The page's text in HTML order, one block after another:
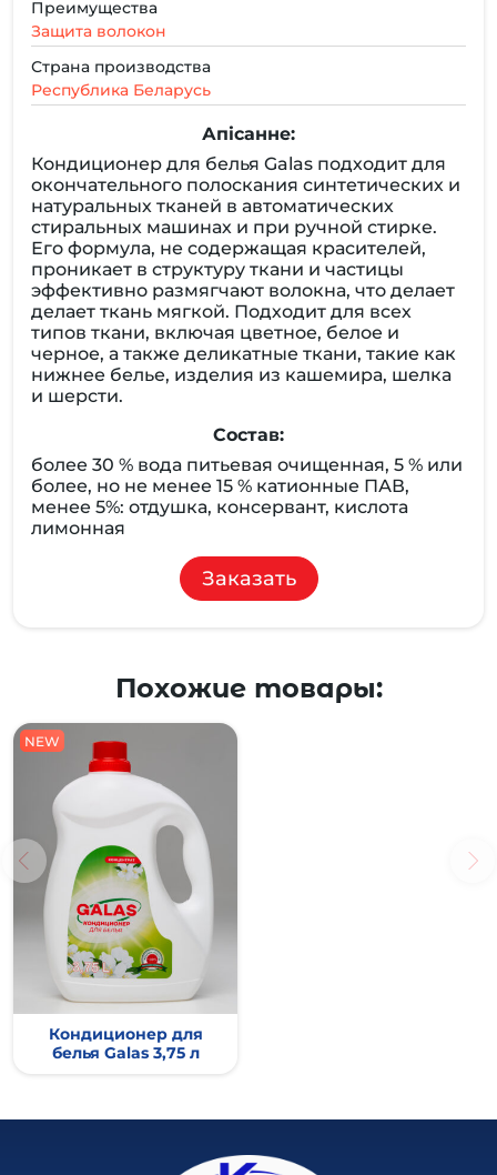
Преимущества
Защита волокон
Страна производства
Республика Беларусь
Апісанне:
Кондиционер для белья Galas подходит для
окончательного полоскания синтетических и
натуральных тканей в автоматических
стиральных машинах и при ручной стирке.
Его формула, не содержащая красителей,
проникает в структуру ткани и частицы
эффективно размягчают волокна, что делает
делает ткань мягкой. Подходит для всех
типов ткани, включая цветное, белое и
черное, а также деликатные ткани, такие как
нижнее белье, изделия из кашемира, шелка
и шерсти.
Состав:
более 30 % вода питьевая очищенная, 5 % или
более, но не менее 15 % катионные ПАВ,
менее 5%: отдушка, консервант, кислота
лимонная
Заказать
Похожие товары:
NEW
Кондиционер для
белья Galas 3,75 л